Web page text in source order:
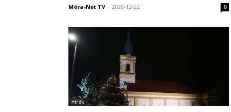
Móra-Net TV - 2020-12-22 0
Hírek